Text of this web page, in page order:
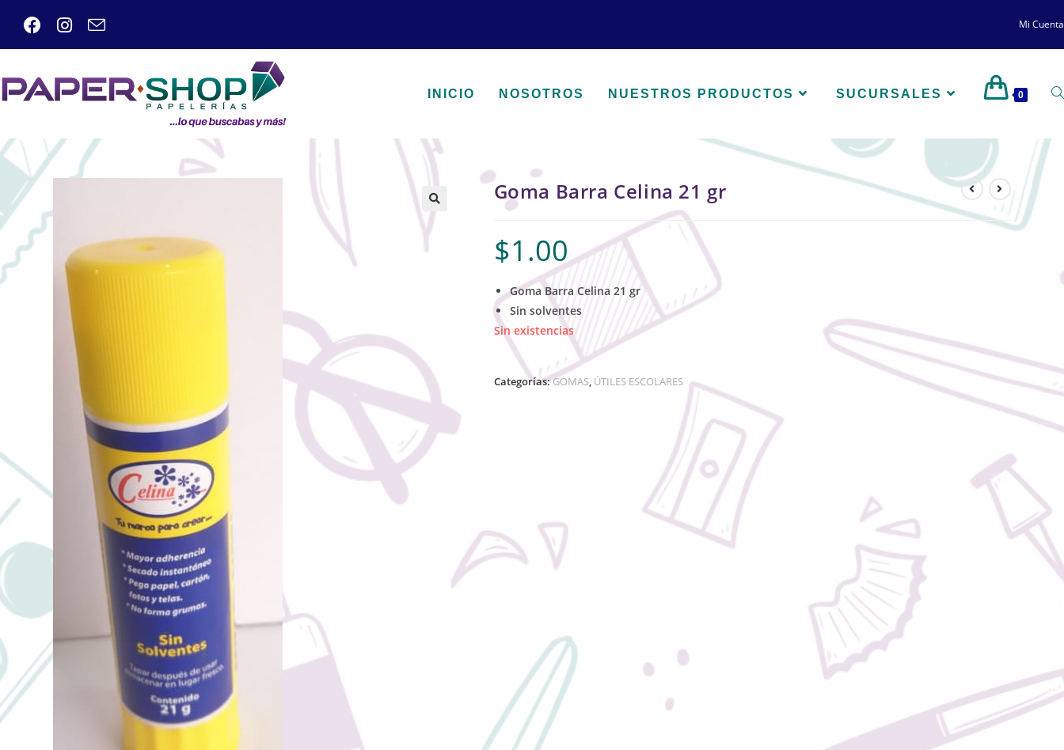
Mi Cuenta
INICIO NOSOTROS NUESTROS PRODUCTOS SUCURSALES 0
🔍
Goma Barra Celina 21 gr
$1.00
Goma Barra Celina 21 gr
Sin solventes
Sin existencias
Categorías:GOMAS, ÚTILES ESCOLARES